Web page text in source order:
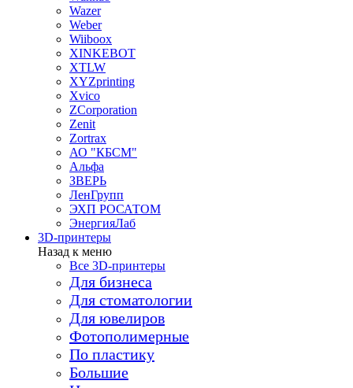
Wazer
Weber
Wiiboox
XINKEBOT
XTLW
XYZprinting
Xvico
ZCorporation
Zenit
Zortrax
АО "КБСМ"
Альфа
ЗВЕРЬ
ЛенГрупп
ЭХП РОСАТОМ
ЭнергияЛаб
3D-принтеры
Назад к меню
Все 3D-принтеры
Для бизнеса
Для стоматологии
Для ювелиров
Фотополимерные
По пластику
Большие